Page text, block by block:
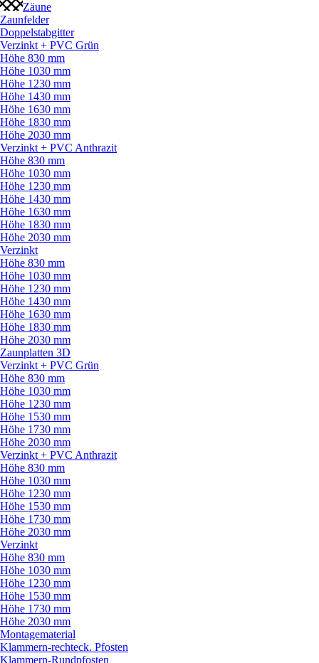
Zäune
Zaunfelder
Doppelstabgitter
Verzinkt + PVC Grün
Höhe 830 mm
Höhe 1030 mm
Höhe 1230 mm
Höhe 1430 mm
Höhe 1630 mm
Höhe 1830 mm
Höhe 2030 mm
Verzinkt + PVC Anthrazit
Höhe 830 mm
Höhe 1030 mm
Höhe 1230 mm
Höhe 1430 mm
Höhe 1630 mm
Höhe 1830 mm
Höhe 2030 mm
Verzinkt
Höhe 830 mm
Höhe 1030 mm
Höhe 1230 mm
Höhe 1430 mm
Höhe 1630 mm
Höhe 1830 mm
Höhe 2030 mm
Zaunplatten 3D
Verzinkt + PVC Grün
Höhe 830 mm
Höhe 1030 mm
Höhe 1230 mm
Höhe 1530 mm
Höhe 1730 mm
Höhe 2030 mm
Verzinkt + PVC Anthrazit
Höhe 830 mm
Höhe 1030 mm
Höhe 1230 mm
Höhe 1530 mm
Höhe 1730 mm
Höhe 2030 mm
Verzinkt
Höhe 830 mm
Höhe 1030 mm
Höhe 1230 mm
Höhe 1530 mm
Höhe 1730 mm
Höhe 2030 mm
Montagematerial
Klammern-rechteck. Pfosten
Klammern-Rundpfosten